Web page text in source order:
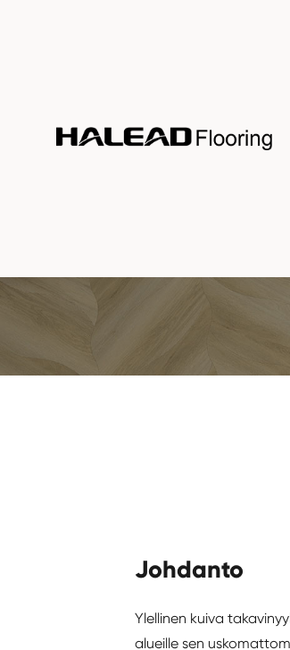
Johdanto
Ylellinen kuiva
alueille sen